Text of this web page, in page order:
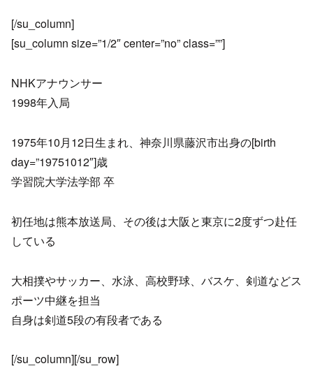
[/su_column]
[su_column size=”1/2″ center=”no” class=””]
NHKアナウンサー
1998年入局
1975年10月12日生まれ、神奈川県藤沢市出身の[birth
day=”19751012″]歳
学習院大学法学部 卒
初任地は熊本放送局、その後は大阪と東京に2度ずつ赴任
している
大相撲やサッカー、水泳、高校野球、バスケ、剣道などス
ポーツ中継を担当
自身は剣道5段の有段者である
[/su_column][/su_row]